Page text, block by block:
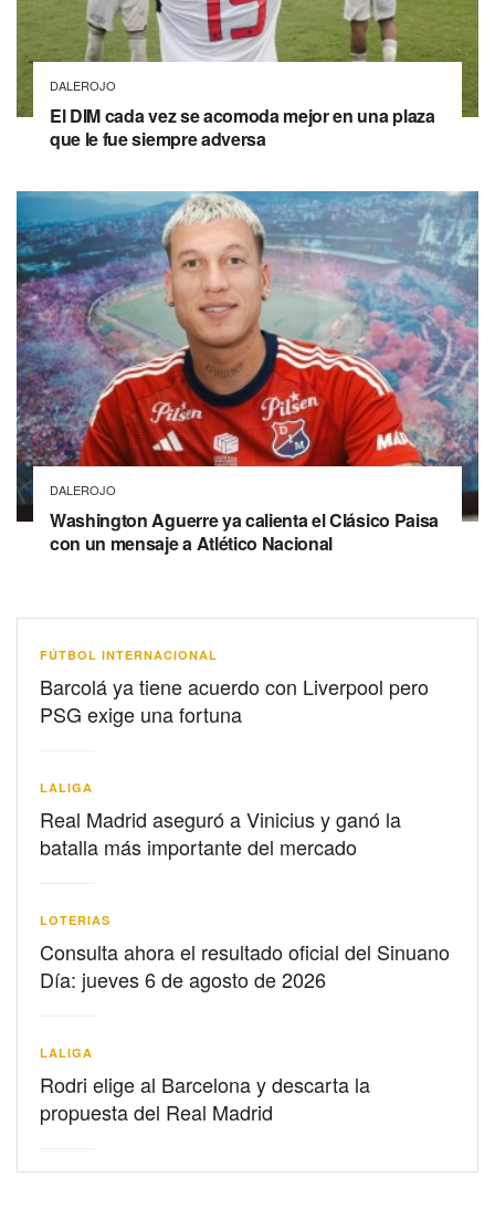
DALEROJO
El DIM cada vez se acomoda mejor en una plaza
que le fue siempre adversa
DALEROJO
Washington Aguerre ya calienta el Clásico Paisa
con un mensaje a Atlético Nacional
FÚTBOL INTERNACIONAL
Barcolá ya tiene acuerdo con Liverpool pero
PSG exige una fortuna
LALIGA
Real Madrid aseguró a Vinicius y ganó la
batalla más importante del mercado
LOTERIAS
Consulta ahora el resultado oficial del Sinuano
Día: jueves 6 de agosto de 2026
LALIGA
Rodri elige al Barcelona y descarta la
propuesta del Real Madrid